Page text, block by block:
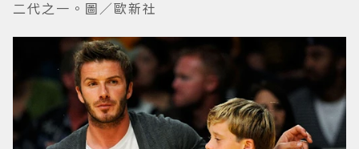
二代之一。圖／歐新社